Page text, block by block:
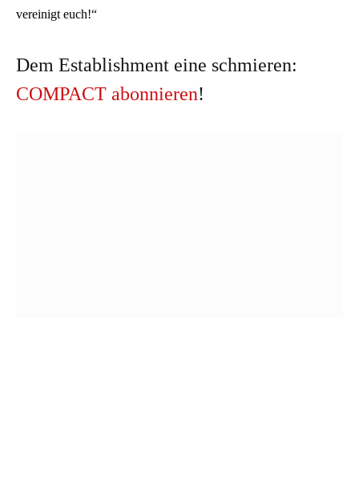
vereinigt euch!“
Dem Establishment eine schmieren:
COMPACT abonnieren!